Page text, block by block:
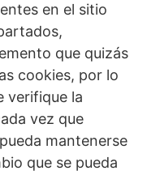
en el sitio
que quizás
cookies, por lo
verifique la
vez que
mantenerse
que se pueda